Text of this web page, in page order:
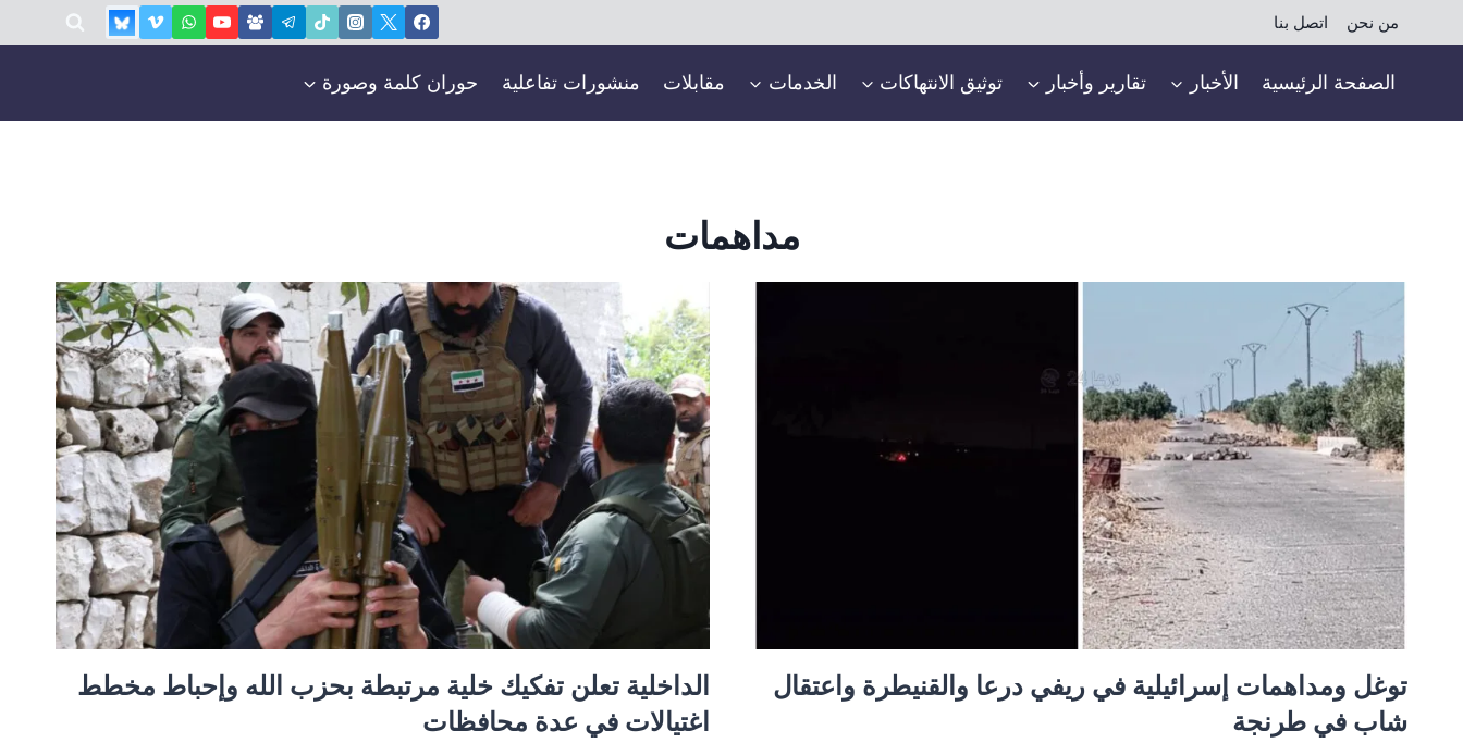
إلى
من نحن اتصل بنا
الصفحة الرئيسية الأخبار تقارير وأخبار توثيق الانتهاكات الخدمات مقابلات منشورات تفاعلية حوران كلمة وصورة
مداهمات
توغل ومداهمات إسرائيلية في ريفي درعا والقنيطرة واعتقال
شاب في طرنجة
الداخلية تعلن تفكيك خلية مرتبطة بحزب الله وإحباط مخطط
اغتيالات في عدة محافظات